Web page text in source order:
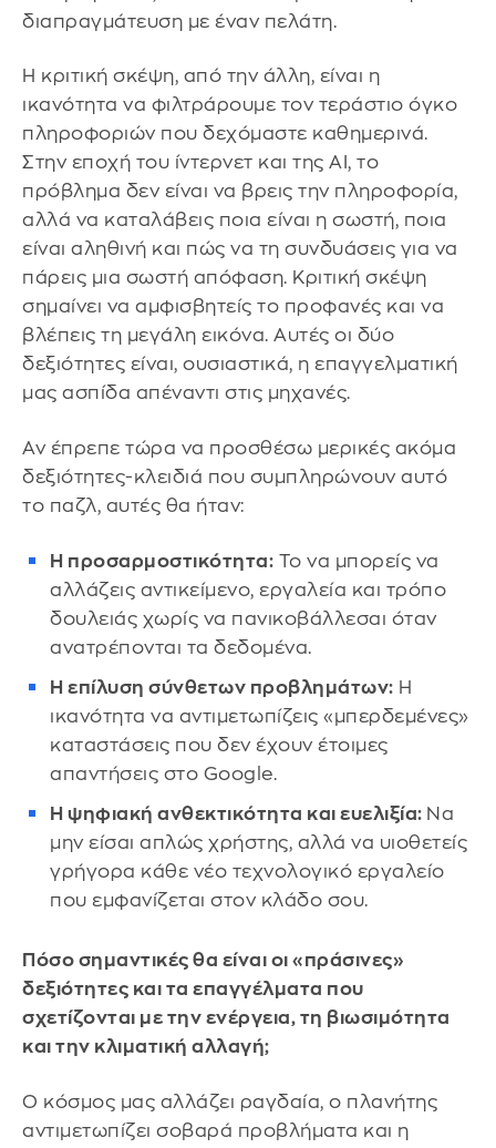
διαπραγμάτευση με έναν πελάτη.
Η κριτική σκέψη, από την άλλη, είναι η
ικανότητα να φιλτράρουμε τον τεράστιο όγκο
πληροφοριών που δεχόμαστε καθημερινά.
Στην εποχή του ίντερνετ και της AI, το
πρόβλημα δεν είναι να βρεις την πληροφορία,
αλλά να καταλάβεις ποια είναι η σωστή, ποια
είναι αληθινή και πώς να τη συνδυάσεις για να
πάρεις μια σωστή απόφαση. Κριτική σκέψη
σημαίνει να αμφισβητείς το προφανές και να
βλέπεις τη μεγάλη εικόνα. Αυτές οι δύο
δεξιότητες είναι, ουσιαστικά, η επαγγελματική
μας ασπίδα απέναντι στις μηχανές.
Αν έπρεπε τώρα να προσθέσω μερικές ακόμα
δεξιότητες-κλειδιά που συμπληρώνουν αυτό
το παζλ, αυτές θα ήταν:
Η προσαρμοστικότητα: Το να μπορείς να
αλλάζεις αντικείμενο, εργαλεία και τρόπο
δουλειάς χωρίς να πανικοβάλλεσαι όταν
ανατρέπονται τα δεδομένα.
Η επίλυση σύνθετων προβλημάτων: Η
ικανότητα να αντιμετωπίζεις «μπερδεμένες»
καταστάσεις που δεν έχουν έτοιμες
απαντήσεις στο Google.
Η ψηφιακή ανθεκτικότητα και ευελιξία: Να
μην είσαι απλώς χρήστης, αλλά να υιοθετείς
γρήγορα κάθε νέο τεχνολογικό εργαλείο
που εμφανίζεται στον κλάδο σου.
Πόσο σημαντικές θα είναι οι «πράσινες»
δεξιότητες και τα επαγγέλματα που
σχετίζονται με την ενέργεια, τη βιωσιμότητα
και την κλιματική αλλαγή;
Ο κόσμος μας αλλάζει ραγδαία, ο πλανήτης
αντιμετωπίζει σοβαρά προβλήματα και η